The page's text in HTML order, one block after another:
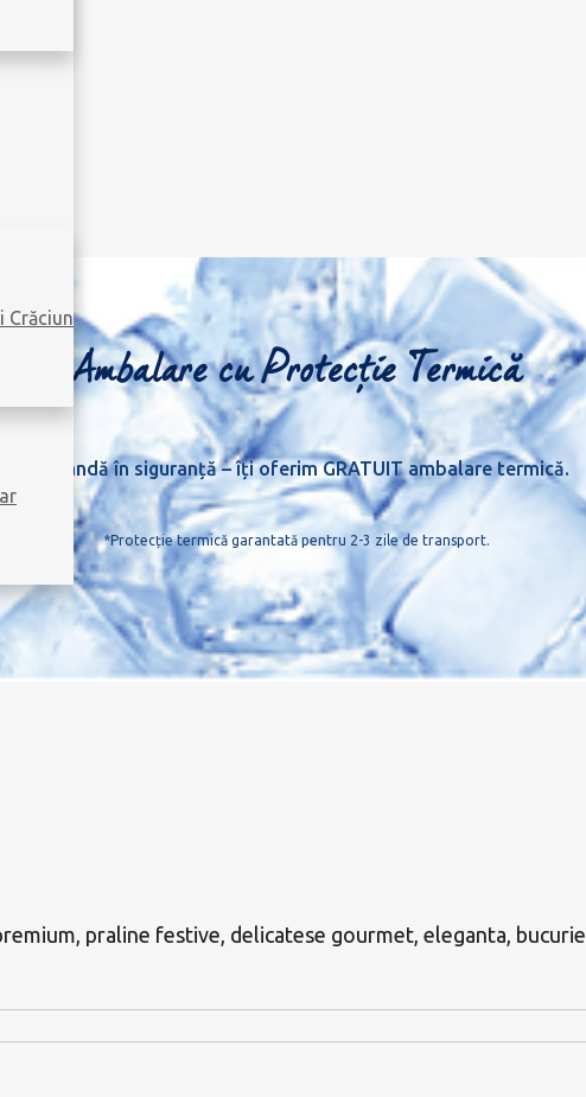
Crăciun
Ambalare cu Protecție Termică
Comandă în siguranță – îți oferim GRATUIT ambalare termică.
*Protecție termică garantată pentru 2-3 zile de transport.
praline festive, delicatese gourmet, eleganta, bucurie,